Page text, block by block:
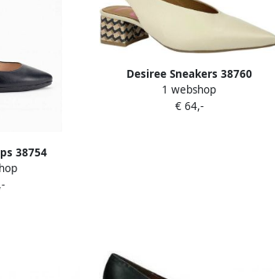
38754
Desiree Sneakers 38760
1 webshop
€ 64,-